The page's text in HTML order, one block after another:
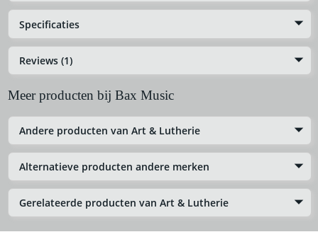
Specificaties
Reviews (1)
Meer producten bij Bax Music
Andere producten van Art & Lutherie
Alternatieve producten andere merken
Gerelateerde producten van Art & Lutherie